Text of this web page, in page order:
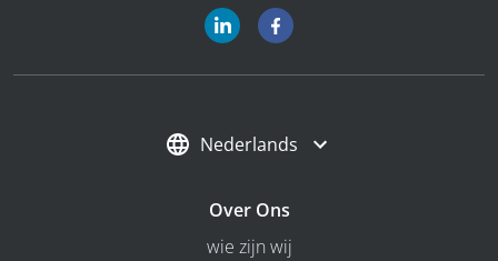
Nederlands
Over Ons
wie zijn wij